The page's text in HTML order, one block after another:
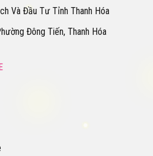
Và Đầu Tư Tỉnh Thanh Hóa
Đông Tiến, Thanh Hóa